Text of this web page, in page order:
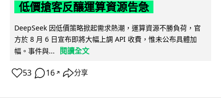
低價搶客反釀運算資源告急
DeepSeek 因低價策略掀起需求熱潮，運算資源不勝負荷，官
方於 8 月 6 日宣布即將大幅上調 API 收費，惟未公布具體加
幅。事件與...
閱讀全文
53 16 ↗ 分享